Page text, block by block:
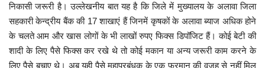
ब्रेकिंग न्यूज़
व्यापार
निकासी जरूरी है। उल्लेखनीय बात यह है कि जिले में मुख्यालय के अलावा जिला
सहकारी केन्द्रीय बैंक की 17 शाखाएं हैं जिनमें कृषकों के अलावा ब्याज अधिक होने
के चलते आम और खास लोगों के भी लाखों रुपए फिक्स डिपॉजिट हैं। कोई बेटी की
शादी के लिए पैसे फिक्स कर रखे थे तो कोई मकान या अन्य जरूरी काम करने के
लिए पैसे बचाए थे। अब यही पैसे महाप्रबंधक के एक फरमान की वजह से नहीं मिल